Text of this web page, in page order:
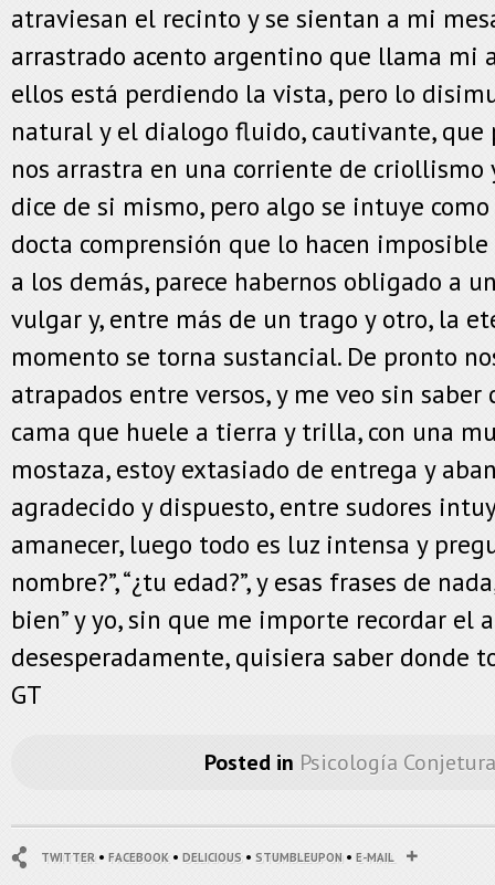
atraviesan el recinto y se sientan a mi
arrastrado acento argentino que llama mi
ellos está perdiendo la vista, pero lo
natural y el dialogo fluido, cautivante,
nos arrastra en una corriente de criollismo
dice de si mismo, pero algo se intuye
docta comprensión que lo hacen
a los demás, parece habernos obligado a
vulgar y, entre más de un trago y otro, la
momento se torna sustancial. De pronto
atrapados entre versos, y me veo sin saber
cama que huele a tierra y trilla, con una
mostaza, estoy extasiado de entrega y
agradecido y dispuesto, entre sudores
amanecer, luego todo es luz intensa y
nombre?”, “¿tu edad?”, y esas frases de
bien” y yo, sin que me importe recordar el
desesperadamente, quisiera saber donde
GT
Posted in Psicología
TWITTER• FACEBOOK • DELICIOUS• STUMBLEUPON • E-MAIL